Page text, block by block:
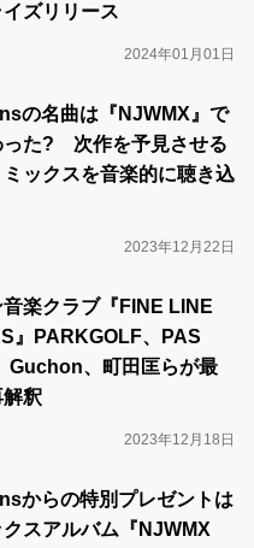
ズリリース
2024年01月01日
の名曲は『NJWMX』で
った? 次作を予見させる
ックスを音楽的に聴き込
2023年12月22日
楽クラブ『FINE LINE
』PARKGOLF、PAS
Guchon、町田匡らが最
解釈
2023年12月18日
からの特別プレゼントは
スアルバム『NJWMX